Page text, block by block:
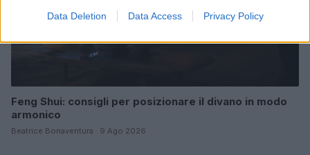
Data Deletion Data Access Privacy Policy
Feng Shui: consigli per posizionare il divano in modo
armonico
Beatrice Bonaventura · 9 Ago 2026